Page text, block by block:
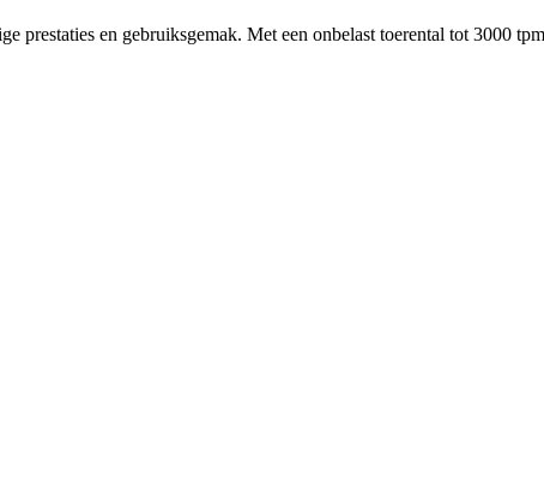
prestaties en gebruiksgemak. Met een onbelast toerental tot 3000